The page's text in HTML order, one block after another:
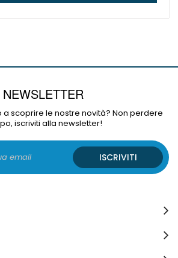
NEWSLETTER
a scoprire le nostre novità? Non perdere
iscriviti alla newsletter!
ISCRIVITI